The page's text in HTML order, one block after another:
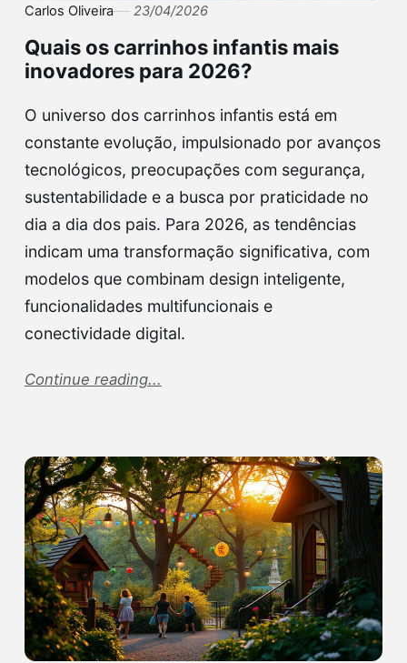
Carlos Oliveira 23/04/2026
Quais os carrinhos infantis mais
inovadores para 2026?
O universo dos carrinhos infantis está em
constante evolução, impulsionado por avanços
tecnológicos, preocupações com segurança,
sustentabilidade e a busca por praticidade no
dia a dia dos pais. Para 2026, as tendências
indicam uma transformação significativa, com
modelos que combinam design inteligente,
funcionalidades multifuncionais e
conectividade digital.
Continue reading...